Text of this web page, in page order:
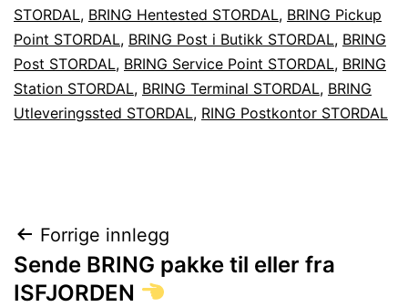
STORDAL, BRING Hentested STORDAL, BRING Pickup
Point STORDAL, BRING Post i Butikk STORDAL, BRING
Post STORDAL, BRING Service Point STORDAL, BRING
Station STORDAL, BRING Terminal STORDAL, BRING
Utleveringssted STORDAL, RING Postkontor STORDAL
Innleggsnavigasjon
Forrige innlegg
Sende BRING pakke til eller fra
ISFJORDEN